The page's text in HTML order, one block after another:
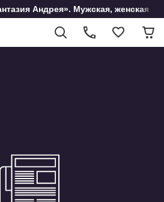
Андрея». Мужская, женская и